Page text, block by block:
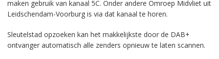
maken gebruik van kanaal 5C. Onder andere Omroep Midvliet uit
Leidschendam-Voorburg is via dat kanaal te horen.
Sleutelstad opzoeken kan het makkelijkste door de DAB+
ontvanger automatisch alle zenders opnieuw te laten scannen.